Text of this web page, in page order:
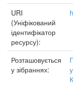
URI
(Уніфікований
ідентифікатор
ресурсу):
Розташовується
у зібраннях: